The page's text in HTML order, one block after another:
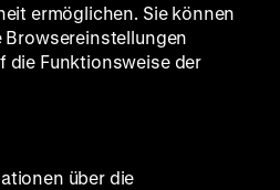
ermöglichen. Sie können
Browsereinstellungen
die Funktionsweise der
über die